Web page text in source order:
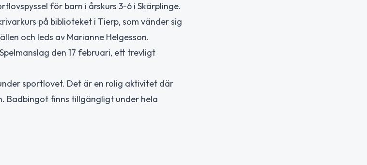
för barn i årskurs 3-6 i Skärplinge.
på biblioteket i Tierp, som vänder sig
och leds av Marianne Helgesson.
den 17 februari, ett trevligt
sportlovet. Det är en rolig aktivitet där
Badbingot finns tillgängligt under hela